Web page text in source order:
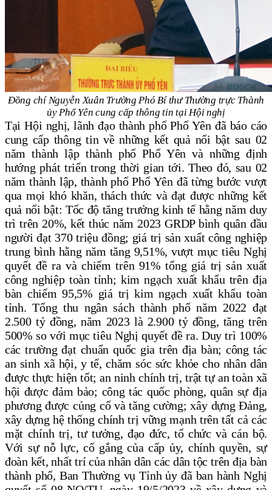
Đồng chí Nguyễn Xuân Trường Phó Bí thư Thường trực Thành
ủy Phổ Yêncung cấp thông tin tại Hội nghị
Tại Hội nghị, lãnh đạo thành phố Phổ Yên đã báo cáo
cung cấp thông tin về những kết quả nổi bật sau 02
năm thành lập thành phố Phổ Yên và những định
hướng phát triển trong thời gian tới. Theo đó, sau 02
năm thành lập, thành phố Phổ Yên đã từng bước vượt
qua mọi khó khăn, thách thức và đạt được những kết
quả nổi bật: Tốc độ tăng trưởng kinh tế hằng năm duy
trì trên 20%, kết thúc năm 2023 GRDP bình quân đầu
người đạt 370 triệu đồng; giá trị sản xuất công nghiệp
trung bình hằng năm tăng 9,51%, vượt mục tiêu Nghị
quyết đề ra và chiếm trên 91% tổng giá trị sản xuất
công nghiệp toàn tỉnh; kim ngạch xuất khẩu trên địa
bàn chiếm 95,5% giá trị kim ngạch xuất khẩu toàn
tỉnh. Tổng thu ngân sách thành phố năm 2022 đạt
2.500 tỷ đồng, năm 2023 là 2.900 tỷ đồng, tăng trên
500% so với mục tiêu Nghị quyết đề ra. Duy trì 100%
các trường đạt chuẩn quốc gia trên địa bàn; công tác
an sinh xã hội, y tế, chăm sóc sức khỏe cho nhân dân
được thực hiện tốt; an ninh chính trị, trật tự an toàn xã
hội được đảm bảo; công tác quốc phòng, quân sự địa
phương được củng cố và tăng cường; xây dựng Đảng,
xây dựng hệ thống chính trị vững mạnh trên tất cả các
mặt chính trị, tư tưởng, đạo đức, tổ chức và cán bộ.
Với sự nỗ lực, cố gắng của cấp ủy, chính quyền, sự
đoàn kết, nhất trí của nhân dân các dân tộc trên địa bàn
thành phố, Ban Thường vụ Tỉnh ủy đã ban hành Nghị